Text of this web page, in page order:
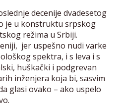
decenije dvadesetog
je u konstruktu srpskog
režima u Srbiji.
jer uspešno nudi varke
spektra, i s leva i s
huškački i podgrevan
inženjera koja bi, sasvim
glasi ovako – ako uspelo